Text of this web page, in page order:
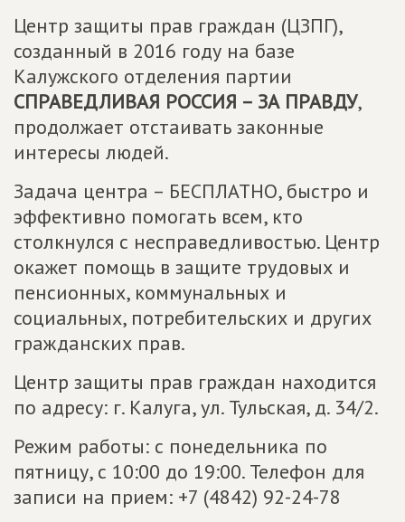
Центр защиты прав граждан (ЦЗПГ),
созданный в 2016 году на базе
Калужского отделения партии
СПРАВЕДЛИВАЯ РОССИЯ – ЗА ПРАВДУ,
продолжает отстаивать законные
интересы людей.
Задача центра – БЕСПЛАТНО, быстро и
эффективно помогать всем, кто
столкнулся с несправедливостью. Центр
окажет помощь в защите трудовых и
пенсионных, коммунальных и
социальных, потребительских и других
гражданских прав.
Центр защиты прав граждан находится
по адресу: г. Калуга, ул. Тульская, д. 34/2.
Режим работы: с понедельника по
пятницу, с 10:00 до 19:00. Телефон для
записи на прием: +7 (4842) 92-24-78